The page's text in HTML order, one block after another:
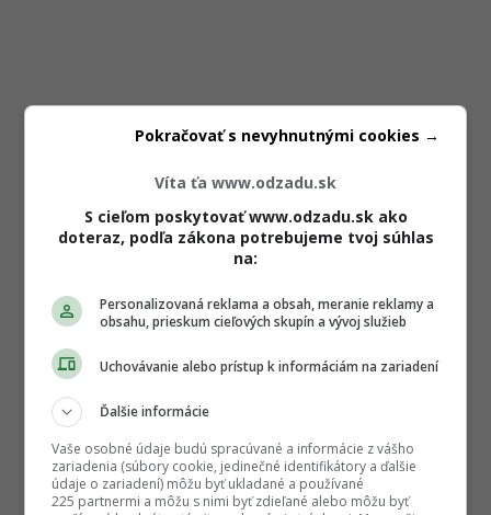
Víta ťa www.odzadu.sk
S cieľom poskytovať www.odzadu.sk ako
doteraz, podľa zákona potrebujeme tvoj súhlas
na:
Personalizovaná reklama a obsah, meranie reklamy a
obsahu, prieskum cieľových skupín a vývoj služieb
Uchovávanie alebo prístup k informáciám na zariadení
Ďalšie informácie
Vaše osobné údaje budú spracúvané a informácie z vášho
zariadenia (súbory cookie, jedinečné identifikátory a ďalšie
údaje o zariadení) môžu byť ukladané a používané
225 partnermi a môžu s nimi byť zdieľané alebo môžu byť
Pokračovať s nevyhnutnými cookies →